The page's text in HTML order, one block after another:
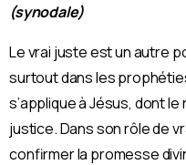
(synodale)
Le vrai juste est un autre
surtout dans les
s’applique à Jésus, dont
justice. Dans son rôle de
confirmer la promesse